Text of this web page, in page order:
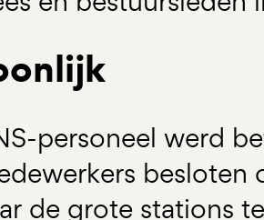
personeel werd
de grote stations